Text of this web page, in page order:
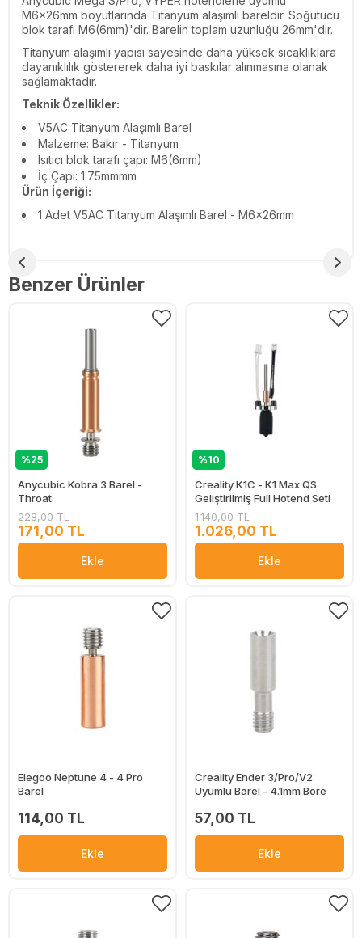
M6x26mm boyutlarında Titanyum alaşımlı bareldir. Soğutucu
blok tarafı M6(6mm)'dir. Barelin toplam uzunluğu 26mm'dir.
Titanyum alaşımlı yapısı sayesinde daha yüksek sıcaklıklara
dayanıklılık göstererek daha iyi baskılar alınmasına olanak
sağlamaktadır.
Teknik Özellikler:
V5AC Titanyum Alaşımlı Barel
Malzeme: Bakır - Titanyum
Isıtıcı blok tarafı çapı: M6(6mm)
İç Çapı: 1.75mmmm
Ürün İçeriği:
1 Adet V5AC Titanyum Alaşımlı Barel - M6x26mm
Benzer Ürünler
%25
Anycubic Kobra 3 Barel -
Throat
228,00 TL
171,00 TL
Ekle
%10
Creality K1C - K1 Max QS
Geliştirilmiş Full Hotend Seti
1.140,00 TL
1.026,00 TL
Ekle
Elegoo Neptune 4 - 4 Pro
Barel
114,00 TL
Ekle
Creality Ender 3/Pro/V2
Uyumlu Barel - 4.1mm Bore
57,00 TL
Ekle